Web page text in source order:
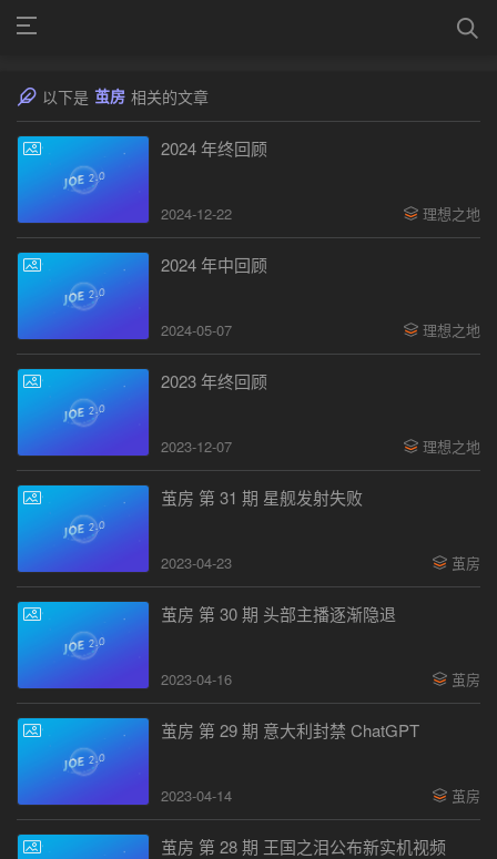
以下是 茧房 相关的文章
2024 年终回顾
2024-12-22 理想之地
2024 年中回顾
2024-05-07 理想之地
2023 年终回顾
2023-12-07 理想之地
茧房 第 31 期 星舰发射失败
2023-04-23 茧房
茧房 第 30 期 头部主播逐渐隐退
2023-04-16 茧房
茧房 第 29 期 意大利封禁 ChatGPT
2023-04-14 茧房
茧房 第 28 期 王国之泪公布新实机视频